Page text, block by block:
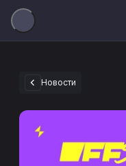
Новости